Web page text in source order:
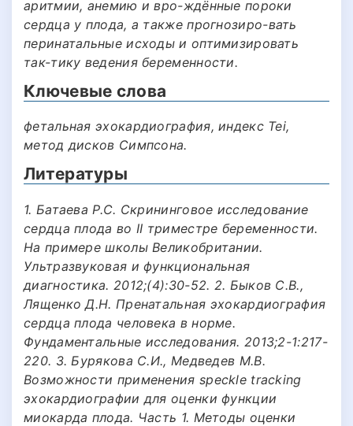
аритмии, анемию и вро-ждённые пороки
сердца у плода, а также прогнозиро-вать
перинатальные исходы и оптимизировать
так-тику ведения беременности.
Ключевые слова
фетальная эхокардиография, индекс Tei,
метод дисков Симпсона.
Литературы
1. Батаева Р.С. Скрининговое исследование
сердца плода во II триместре беременности.
На примере школы Великобритании.
Ультразвуковая и функциональная
диагностика. 2012;(4):30-52. 2. Быков С.В.,
Лященко Д.Н. Пренатальная эхокардиография
сердца плода человека в норме.
Фундаментальные исследования. 2013;2-1:217-
220. 3. Бурякова С.И., Медведев М.В.
Возможности применения speckle tracking
эхокардиографии для оценки функции
миокарда плода. Часть 1. Методы оценки